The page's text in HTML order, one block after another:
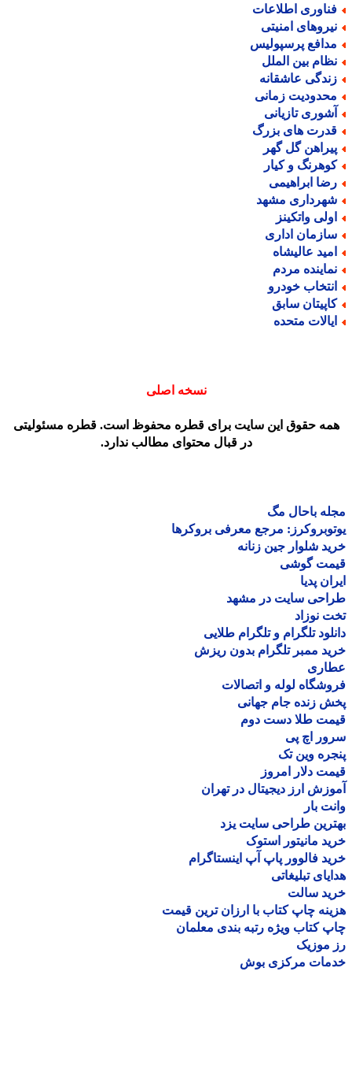
اطلاعات
امنیتی
پرسپولیس
بین الملل
عاشقانه
زمانی
تازیانی
های بزرگ
گل گهر
و کیار
ابراهیمی
مشهد
واتکینز
اداری
عالیشاه
مردم
خودرو
سابق
متحده
نسخه اصلی
حقوق این سایت برای قطره محفوظ است. قطره مسئولیتی
در قبال محتوای مطالب ندارد.
باحال مگ
مرجع معرفی بروکرها
شلوار جین زنانه
گوشی
پدیا
سایت در مشهد
نوزاد
تلگرام و تلگرام طلایی
ممبر تلگرام بدون ریزش
لوله و اتصالات
زنده جام جهانی
طلا دست دوم
اچ پی
وین تک
دلار امروز
ارز دیجیتال در تهران
بار
طراحی سایت یزد
مانیتور استوک
فالوور پاپ آپ اینستاگرام
تبلیغاتی
سالت
چاپ کتاب با ارزان ترین قیمت
کتاب ویژه رتبه بندی معلمان
موزیک
مرکزی بوش